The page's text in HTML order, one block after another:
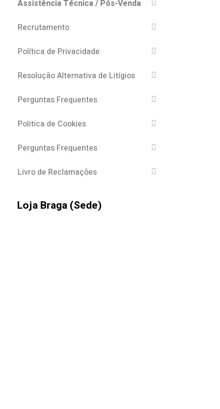
Assistência Técnica / Pós-Venda
Recrutamento
Política de Privacidade
Resolução Alternativa de Litígios
Perguntas Frequentes
Politica de Cookies
Perguntas Frequentes
Livro de Reclamações
Loja Braga (Sede)